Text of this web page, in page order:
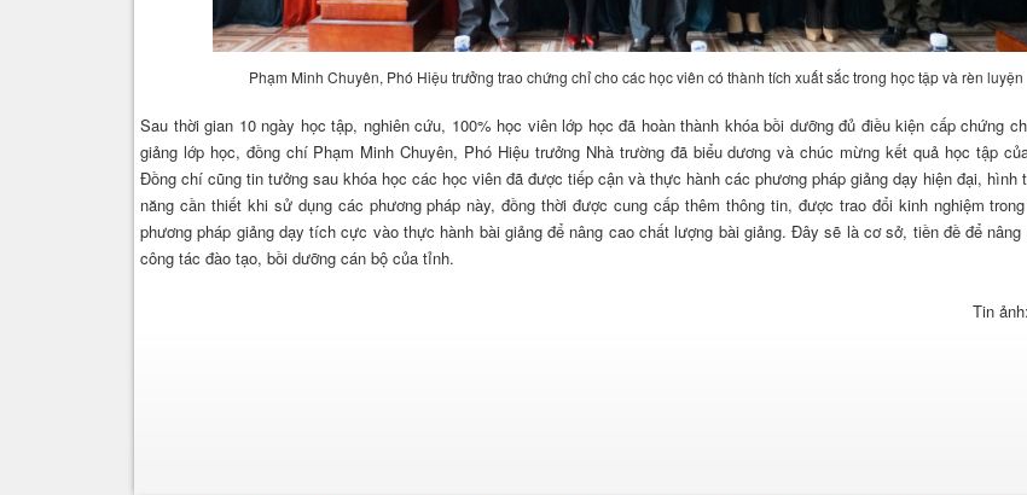
Phạm Minh Chuyên, Phó Hiệu trưởng trao chứng chỉ cho các học viên có thành tích xuất sắc trong học tập và rèn luyện
Sau thời gian 10 ngày học tập, nghiên cứu, 100% học viên lớp học đã hoàn thành khóa bồi dưỡng đủ điều kiện cấp chứng
giảng lớp học, đồng chí Phạm Minh Chuyên, Phó Hiệu trưởng Nhà trường đã biểu dương và chúc mừng kết quả học tập
Đồng chí cũng tin tưởng sau khóa học các học viên đã được tiếp cận và thực hành các phương pháp giảng dạy hiện đại, hình
năng cần thiết khi sử dụng các phương pháp này, đồng thời được cung cấp thêm thông tin, được trao đổi kinh nghiệm
phương pháp giảng dạy tích cực vào thực hành bài giảng để nâng cao chất lượng bài giảng. Đây sẽ là cơ sở, tiền đề để
công tác đào tạo, bồi dưỡng cán bộ của tỉnh.
Tin